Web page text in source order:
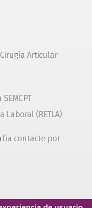
Articular
(RETLA)
contacte por